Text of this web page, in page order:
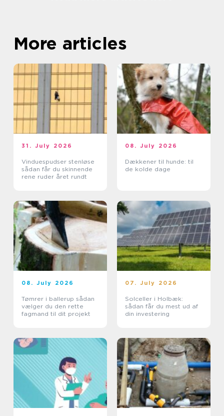
More articles
31. July 2026
Vinduespudser stenløse
sådan får du skinnende
rene ruder året rundt
08. July 2026
Dækkener til hunde: til
de kolde dage
08. July 2026
Tømrer i ballerup sådan
vælger du den rette
fagmand til dit projekt
07. July 2026
Solceller i Holbæk:
sådan får du mest ud af
din investering